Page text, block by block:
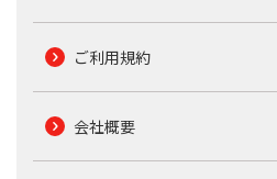
ご利用規約
会社概要